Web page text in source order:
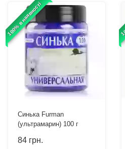
100% в наявності
Синька Furman
(ультрамарин) 100 г
84 грн.